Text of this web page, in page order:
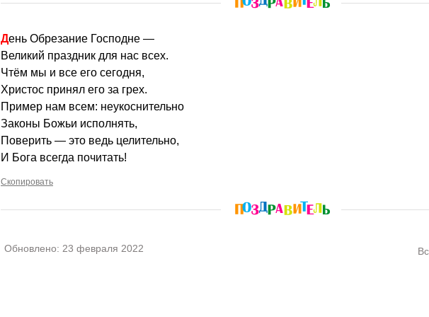
День Обрезание Господне —
Великий праздник для нас всех.
Чтём мы и все его сегодня,
Христос принял его за грех.
Пример нам всем: неукоснительно
Законы Божьи исполнять,
Поверить — это ведь целительно,
И Бога всегда почитать!
Скопировать
Обновлено: 23 февраля 2022